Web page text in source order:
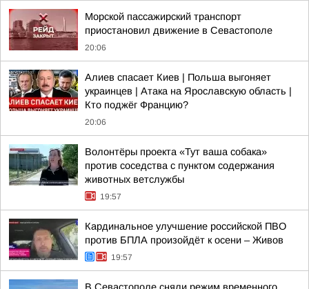
Морской пассажирский транспорт
приостановил движение в Севастополе
20:06
Алиев спасает Киев | Польша выгоняет
украинцев | Атака на Ярославскую область |
Кто поджёг Францию?
20:06
Волонтёры проекта «Тут ваша собака»
против соседства с пунктом содержания
животных ветслужбы
19:57
Кардинальное улучшение российской ПВО
против БПЛА произойдёт к осени – Живов
19:57